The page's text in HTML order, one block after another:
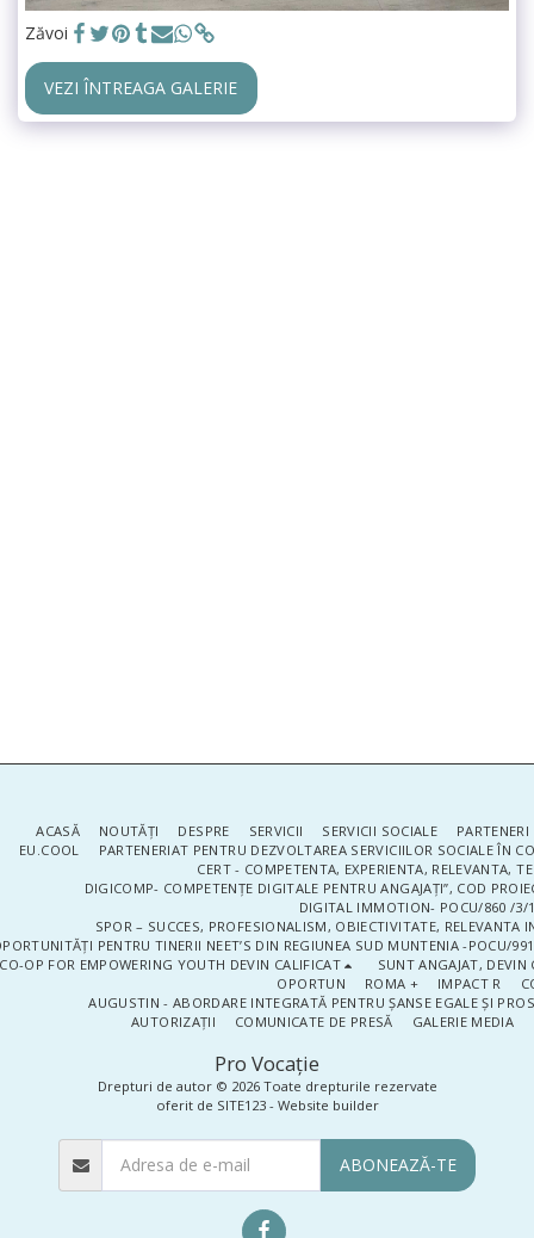
Zăvoi
VEZI ÎNTREAGA GALERIE
Pro Vocaţie
Drepturi de autor © 2026 Toate drepturile rezervate
oferit de SITE123- Website builder
ACASĂ NOUTĂŢI DESPRE SERVICII SERVICII SOCIALE
EU.COOL
PARTENERIAT PENTRU DEZVOLTAREA SERVICIILOR SOCIALE ÎN
CERT - COMPETENTA, EXPERIENTA, RELEVANTA,
DIGICOMP- COMPETENȚE DIGITALE PENTRU ANGAJAȚI”, COD
DIGITAL IMMOTION- POCU/860 /3/
SPOR – SUCCES, PROFESIONALISM, OBIECTIVITATE, RELEVANTA
PENTRU TINERII NEET’S DIN REGIUNEA SUD MUNTENIA -POCU/
CO-OP FOR EMPOWERING YOUTH DEVIN CALIFICAT
SUNT ANGAJAT, DEVIN
OPORTUN
ROMA + IMPACT R
AUGUSTIN - ABORDARE INTEGRATĂ PENTRU ȘANSE EGALE ȘI
AUTORIZAȚII
COMUNICATE DE PRESĂ GALERIE MEDIA
ABONEAZĂ-TE